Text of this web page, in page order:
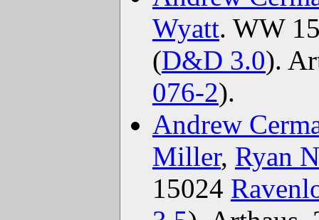
Wyatt. WW
(D&D 3.0).
076-2).
Andrew
Miller, Ryan
15024